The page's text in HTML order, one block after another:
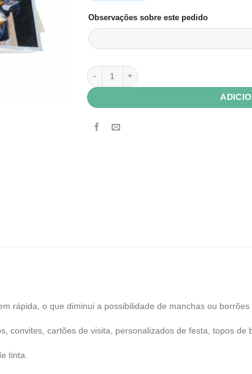
Observações sobre este pedido
Papel Fotográfico Glossy Dupla Face 180g
rápida, o que diminui a possibilidade de manchas ou
convites, cartões de visita, personalizados de festa, topos
tinta.